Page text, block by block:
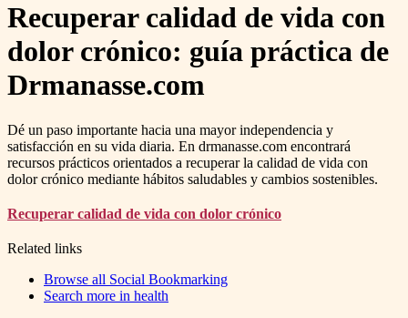
Recuperar calidad de vida con
dolor crónico: guía práctica de
Drmanasse.com
Dé un paso importante hacia una mayor independencia y
satisfacción en su vida diaria. En drmanasse.com encontrará
recursos prácticos orientados a recuperar la calidad de vida con
dolor crónico mediante hábitos saludables y cambios sostenibles.
Recuperar calidad de vida con dolor crónico
Related links
Browse all Social Bookmarking
Search more in health